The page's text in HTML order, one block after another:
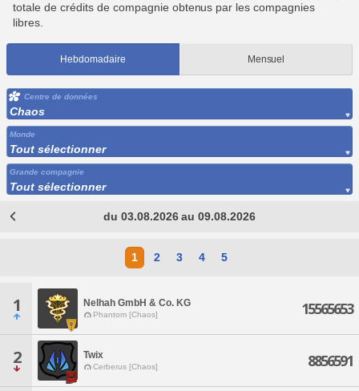
totale de crédits de compagnie obtenus par les compagnies
libres.
Hebdomadaire Mensuel
Centre de données
Chaos
Monde
Tout sélectionner
Grande compagnie
Tout sélectionner
du 03.08.2026 au 09.08.2026
1 2 3 4 5
1 Nelhah GmbH & Co. KG
Phantom [Chaos] 15565653
2 Twix
Cerberus [Chaos] 8856591